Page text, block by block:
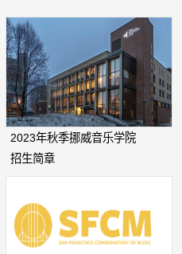
2023年秋季挪威音乐学院
招生简章